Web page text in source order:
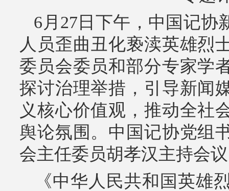
6月27日下午，中国记协
人员歪曲丑化亵渎英雄烈
委员会委员和部分专家学
探讨治理举措，引导新闻
义核心价值观，推动全社
舆论氛围。中国记协党组
会主任委员胡孝汉主持会
《中华人民共和国英雄